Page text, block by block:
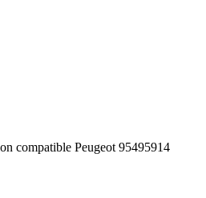
compatible Peugeot 95495914